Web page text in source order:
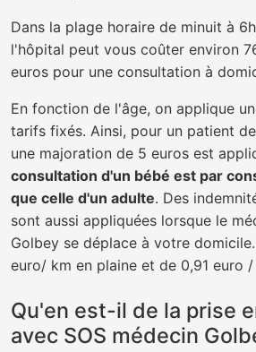
Dans la plage horaire de minuit à
l'hôpital peut vous coûter environ
euros pour une consultation à
En fonction de l'âge, on applique
tarifs fixés. Ainsi, pour un patient
une majoration de 5 euros est
consultation d'un bébé est par
que celle d'un adulte. Des
sont aussi appliquées lorsque le
Golbey se déplace à votre
euro/ km en plaine et de 0,91 euro
Qu'en est-il de la prise
avec SOS médecin